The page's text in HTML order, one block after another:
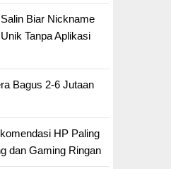
Biar Nickname
Tanpa Aplikasi
Bagus 2-6 Jutaan
HP Paling
dan Gaming Ringan